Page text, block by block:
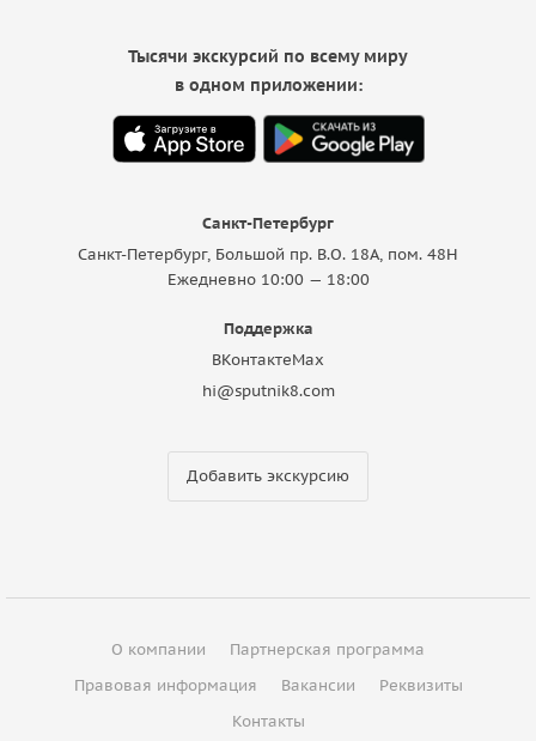
Санкт-Петербург
Санкт-Петербург, Большой пр. В.О. 18A, пом. 48Н
Ежедневно 10:00 — 18:00
Поддержка
ВКонтактеMax
hi@sputnik8.com
Добавить экскурсию
Тысячи экскурсий по всему миру
в одном приложении:
О компании
Партнерская программа
Правовая информация
Вакансии
Реквизиты
Контакты